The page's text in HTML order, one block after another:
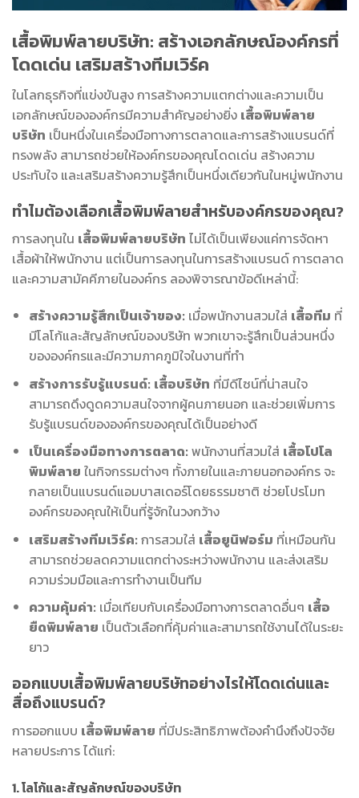
เสื้อพิมพ์ลายบริษัท: สร้างเอกลักษณ์องค์กรที่
โดดเด่น เสริมสร้างทีมเวิร์ค
ในโลกธุรกิจที่แข่งขันสูง การสร้างความแตกต่างและความเป็น
เอกลักษณ์ขององค์กรมีความสำคัญอย่างยิ่ง เสื้อพิมพ์ลาย
บริษัท เป็นหนึ่งในเครื่องมือทางการตลาดและการสร้างแบรนด์ที่
ทรงพลัง สามารถช่วยให้องค์กรของคุณโดดเด่น สร้างความ
ประทับใจ และเสริมสร้างความรู้สึกเป็นหนึ่งเดียวกันในหมู่พนักงาน
ทำไมต้องเลือกเสื้อพิมพ์ลายสำหรับองค์กรของคุณ?
การลงทุนใน เสื้อพิมพ์ลายบริษัท ไม่ได้เป็นเพียงแค่การจัดหา
เสื้อผ้าให้พนักงาน แต่เป็นการลงทุนในการสร้างแบรนด์ การตลาด
และความสามัคคีภายในองค์กร ลองพิจารณาข้อดีเหล่านี้:
สร้างความรู้สึกเป็นเจ้าของ: เมื่อพนักงานสวมใส่ เสื้อทีม ที่
มีโลโก้และสัญลักษณ์ของบริษัท พวกเขาจะรู้สึกเป็นส่วนหนึ่ง
ขององค์กรและมีความภาคภูมิใจในงานที่ทำ
สร้างการรับรู้แบรนด์: เสื้อบริษัท ที่มีดีไซน์ที่น่าสนใจ
สามารถดึงดูดความสนใจจากผู้คนภายนอก และช่วยเพิ่มการ
รับรู้แบรนด์ขององค์กรของคุณได้เป็นอย่างดี
เป็นเครื่องมือทางการตลาด: พนักงานที่สวมใส่ เสื้อโปโล
พิมพ์ลาย ในกิจกรรมต่างๆ ทั้งภายในและภายนอกองค์กร จะ
กลายเป็นแบรนด์แอมบาสเดอร์โดยธรรมชาติ ช่วยโปรโมท
องค์กรของคุณให้เป็นที่รู้จักในวงกว้าง
เสริมสร้างทีมเวิร์ค: การสวมใส่ เสื้อยูนิฟอร์ม ที่เหมือนกัน
สามารถช่วยลดความแตกต่างระหว่างพนักงาน และส่งเสริม
ความร่วมมือและการทำงานเป็นทีม
ความคุ้มค่า: เมื่อเทียบกับเครื่องมือทางการตลาดอื่นๆ เสื้อ
ยืดพิมพ์ลาย เป็นตัวเลือกที่คุ้มค่าและสามารถใช้งานได้ในระยะ
ยาว
ออกแบบเสื้อพิมพ์ลายบริษัทอย่างไรให้โดดเด่นและ
สื่อถึงแบรนด์?
การออกแบบ เสื้อพิมพ์ลาย ที่มีประสิทธิภาพต้องคำนึงถึงปัจจัย
หลายประการ ได้แก่:
1. โลโก้และสัญลักษณ์ของบริษัท